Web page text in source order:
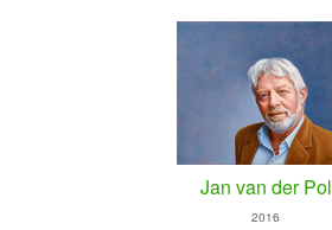
Jan van der Pol
2016